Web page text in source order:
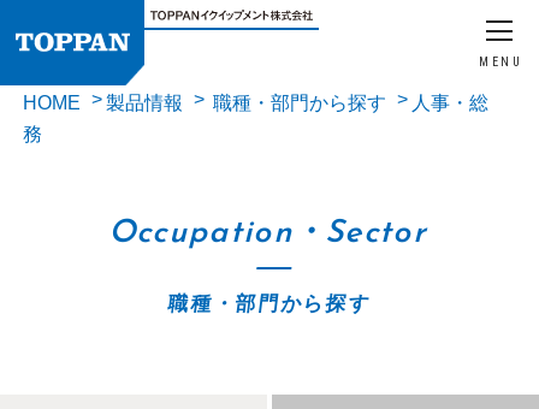
MENU
HOME 製品情報 職種・部門から探す
人事・総
務
Occupation・Sector
職種・部門から探す